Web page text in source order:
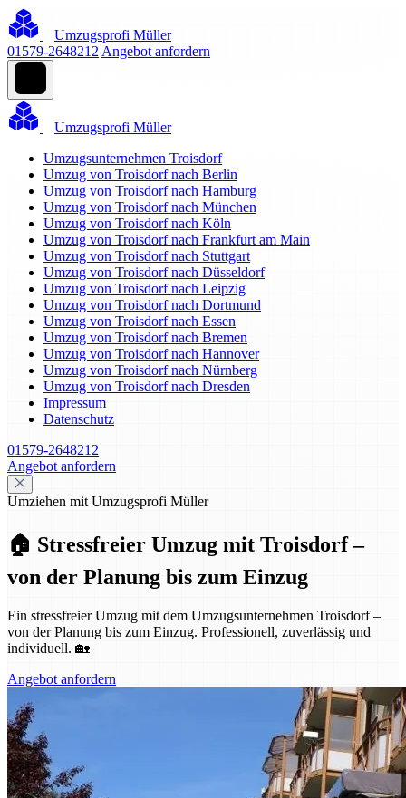
Umzugsprofi Müller
01579-2648212 Angebot anfordern
Umzugsprofi Müller
Umzugsunternehmen Troisdorf
Umzug von Troisdorf nach Berlin
Umzug von Troisdorf nach Hamburg
Umzug von Troisdorf nach München
Umzug von Troisdorf nach Köln
Umzug von Troisdorf nach Frankfurt am Main
Umzug von Troisdorf nach Stuttgart
Umzug von Troisdorf nach Düsseldorf
Umzug von Troisdorf nach Leipzig
Umzug von Troisdorf nach Dortmund
Umzug von Troisdorf nach Essen
Umzug von Troisdorf nach Bremen
Umzug von Troisdorf nach Hannover
Umzug von Troisdorf nach Nürnberg
Umzug von Troisdorf nach Dresden
Impressum
Datenschutz
01579-2648212
Angebot anfordern
Umziehen mit Umzugsprofi Müller
🏠 Stressfreier Umzug mit Troisdorf –
von der Planung bis zum Einzug
Ein stressfreier Umzug mit dem Umzugsunternehmen Troisdorf –
von der Planung bis zum Einzug. Professionell, zuverlässig und
individuell. 🏡
Angebot anfordern